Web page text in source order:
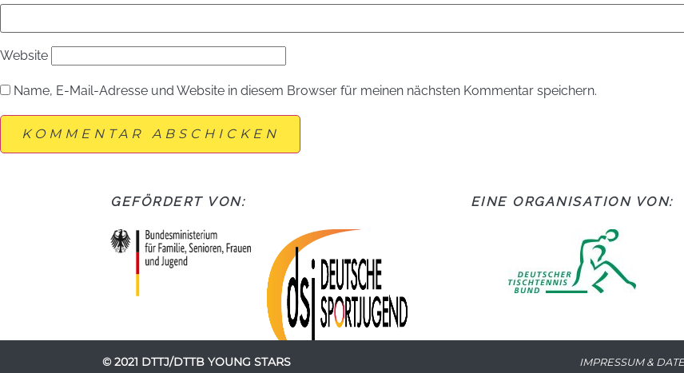
Website
Name, E-Mail-Adresse und Website in diesem Browser für meinen nächsten Kommentar speichern.
GEFÖRDERT VON: EINE ORGANISATION VON:
© 2021 DTTJ/DTTB YOUNG STARS IMPRESSUM &